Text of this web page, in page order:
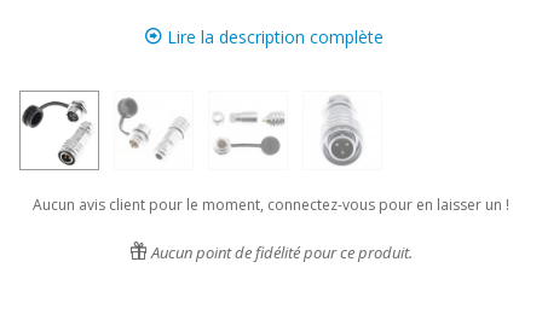
Lire la description complète
Aucun avis client pour le moment, connectez-vous pour en laisser un !
Aucun point de fidélité pour ce produit.